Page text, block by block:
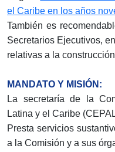
el Caribe en los años
También es
Secretarios Ejecutivos,
relativas a la
MANDATO Y MISIÓN:
La secretaría de la
Latina y el Caribe
Presta servicios
a la Comisión y a sus